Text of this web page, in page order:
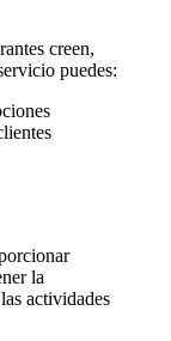
creen,
puedes:
la
actividades